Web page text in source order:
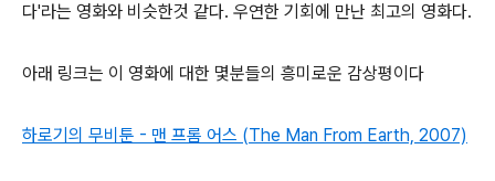
다'라는 영화와 비슷한것 같다. 우연한 기회에 만난 최고의 영화다.
아래 링크는 이 영화에 대한 몇분들의 흥미로운 감상평이다
하로기의 무비툰 - 맨 프롬 어스 (The Man From Earth, 2007)